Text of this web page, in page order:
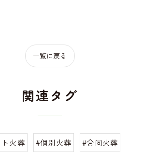
一覧に戻る
関連タグ
火葬 #個別火葬 #合同火葬